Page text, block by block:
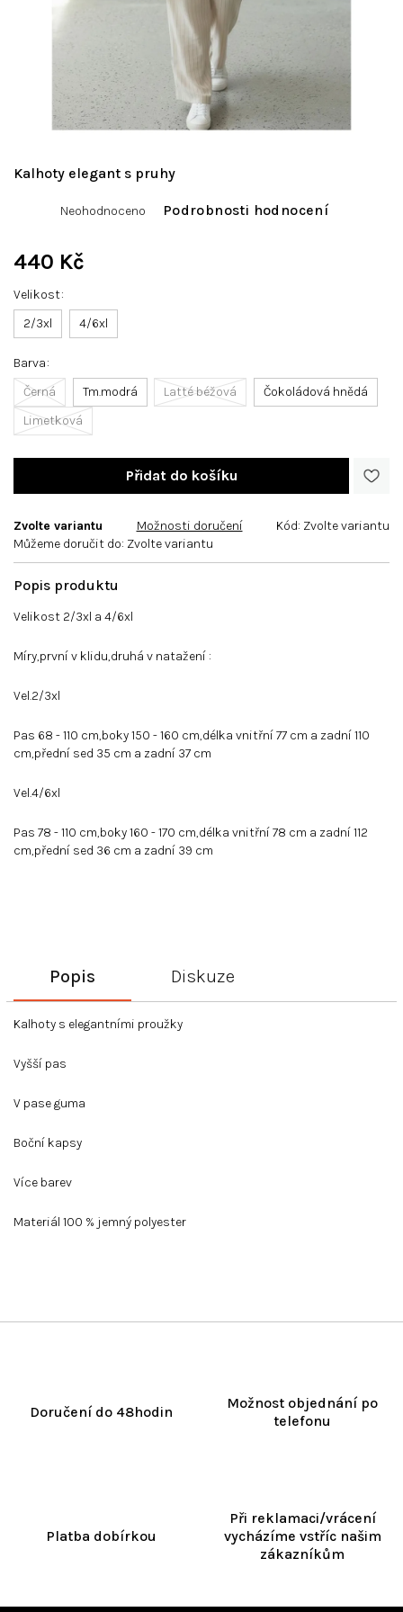
Velikost 2/3xl a 4/6xl
Míry,první v klidu,druhá v natažení :
Vel.2/3xl
Pas 68 - 110 cm,boky 150 - 160 cm,délka vnitřní 77 cm a zadní 110
cm,přední sed 35 cm a zadní 37 cm
Vel.4/6xl
Pas 78 - 110 cm,boky 160 - 170 cm,délka vnitřní 78 cm a zadní 112
cm,přední sed 36 cm a zadní 39 cm
Velikost
2/3xl
4/6xl
Barva
Černá
Tm.modrá Latté béžová
Čokoládová hnědá
Limetková
440 Kč
Zvolte variantu
Můžeme doručit do: Zvolte variantu
Možnosti doručení Kód: Zvolte variantu
Kalhoty elegant s pruhy
hodnocení
je
0,0
z
hvězdiček.
Neohodnoceno Podrobnosti hodnocení
Doručení do 48hodin
Možnost objednání po
telefonu
Platba dobírkou
Při reklamaci/vrácení
vycházíme vstříc našim
zákazníkům
Popis Diskuze
Kalhoty s elegantními proužky
Vyšší pas
V pase guma
Boční kapsy
Více barev
Materiál 100 % jemný polyester